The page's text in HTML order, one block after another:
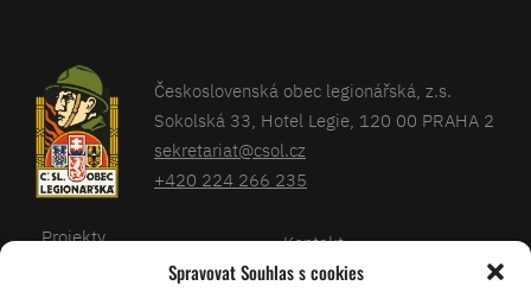
Spravovat Souhlas s cookies
Československá obec legionářská, z.s.
Sokolská 33, Hotel Legie, 120 00 PRAHA 2
sekretariat@csol.cz
+420 224 266 235
Projekty
Kontakt
Databáze legionářů